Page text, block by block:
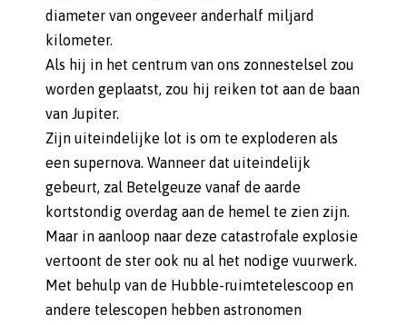
diameter van ongeveer anderhalf miljard
kilometer.
Als hij in het centrum van ons zonnestelsel zou
worden geplaatst, zou hij reiken tot aan de baan
van Jupiter.
Zijn uiteindelijke lot is om te exploderen als
een supernova. Wanneer dat uiteindelijk
gebeurt, zal Betelgeuze vanaf de aarde
kortstondig overdag aan de hemel te zien zijn.
Maar in aanloop naar deze catastrofale explosie
vertoont de ster ook nu al het nodige vuurwerk.
Met behulp van de Hubble-ruimtetelescoop en
andere telescopen hebben astronomen